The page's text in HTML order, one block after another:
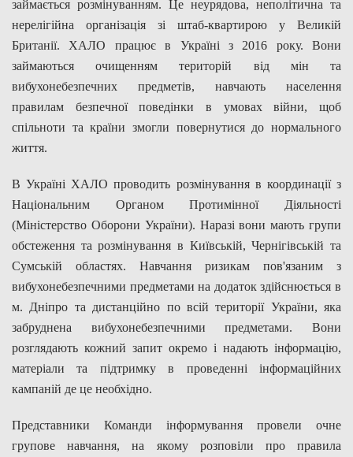
займається розмінуванням. Це неурядова, неполітична та
нерелігійна організація зі штаб-квартирою у Великій
Британії. ХАЛО працює в Україні з 2016 року. Вони
займаються очищенням територій від мін та
вибухонебезпечних предметів, навчають населення
правилам безпечної поведінки в умовах війни, щоб
спільноти та країни змогли повернутися до нормального
життя.
В Україні ХАЛО проводить розмінування в координації з
Національним Органом Протимінної Діяльності
(Міністерство Оборони України). Наразі вони мають групи
обстеження та розмінування в Київській, Чернігівській та
Сумській областях. Навчання ризикам пов'язаним з
вибухонебезпечними предметами на додаток здійснюється в
м. Дніпро та дистанційно по всій території України, яка
забруднена вибухонебезпечними предметами. Вони
розглядають кожний запит окремо і надають інформацію,
матеріали та підтримку в проведенні інформаційних
кампаній де це необхідно.
Представники Команди інформування провели очне
групове навчання, на якому розповіли про правила